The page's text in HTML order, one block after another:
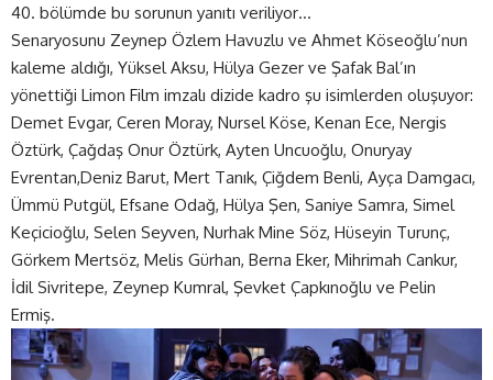
40. bölümde bu sorunun yanıtı veriliyor…
Senaryosunu Zeynep Özlem Havuzlu ve Ahmet Köseoğlu’nun
kaleme aldığı, Yüksel Aksu, Hülya Gezer ve Şafak Bal’ın
yönettiği Limon Film imzalı dizide kadro şu isimlerden oluşuyor:
Demet Evgar, Ceren Moray, Nursel Köse, Kenan Ece, Nergis
Öztürk, Çağdaş Onur Öztürk, Ayten Uncuoğlu, Onuryay
Evrentan,Deniz Barut, Mert Tanık, Çiğdem Benli, Ayça Damgacı,
Ümmü Putgül, Efsane Odağ, Hülya Şen, Saniye Samra, Simel
Keçicioğlu, Selen Seyven, Nurhak Mine Söz, Hüseyin Turunç,
Görkem Mertsöz, Melis Gürhan, Berna Eker, Mihrimah Cankur,
İdil Sivritepe, Zeynep Kumral, Şevket Çapkınoğlu ve Pelin
Ermiş.